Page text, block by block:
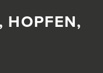
HOPFEN,